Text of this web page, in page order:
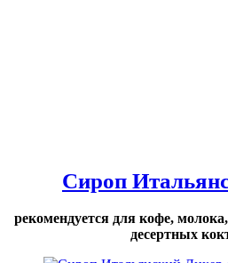
Сироп
рекомендуется для кофе,
десертных